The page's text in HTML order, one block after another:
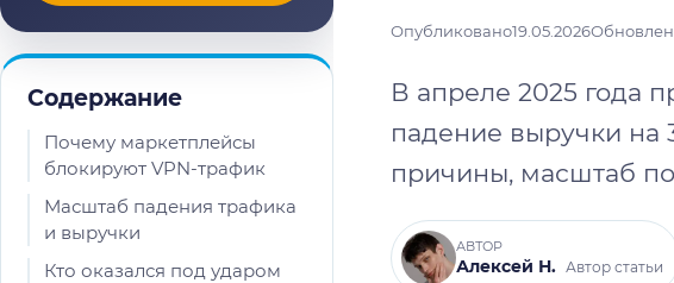
Опубликовано19.05.2026
В апреле 2025 года
падение выручки на
причины, масштаб
АВТОР
Алексей Н. Автор статьи
Содержание
Почему маркетплейсы
блокируют VPN-трафик
Масштаб падения трафика
и выручки
Кто оказался под ударом